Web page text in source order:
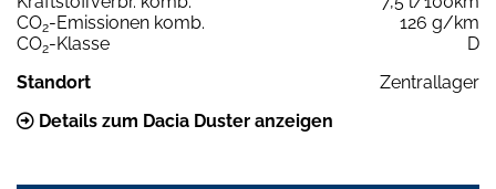
CO2-Emissionen komb.
126 g/km
CO2-Klasse
D
Standort
Zentrallager
Details zum Dacia Duster anzeigen